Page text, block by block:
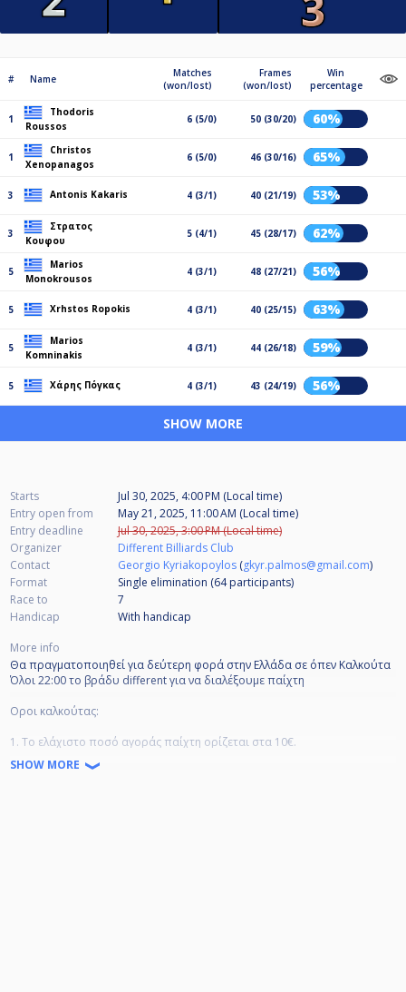
# Name
Matches
(won/lost)
Frames
(won/lost)
Win
percentage
1
Thodoris
Roussos
6 (5/0) 50 (30/20) 60%
1
Christos
Xenopanagos
6 (5/0) 46 (30/16) 65%
3 Antonis Kakaris 4 (3/1) 40 (21/19) 53%
3
Στρατος
Κουφου
5 (4/1) 45 (28/17) 62%
5
Marios
Monokrousos
4 (3/1) 48 (27/21) 56%
5 Xrhstos Ropokis 4 (3/1) 40 (25/15) 63%
5
Marios
Komninakis
4 (3/1) 44 (26/18) 59%
5 Χάρης Πόγκας 4 (3/1) 43 (24/19) 56%
SHOW MORE
Starts
Jul 30, 2025, 4:00 PM (Local time)
Entry open from
May 21, 2025, 11:00 AM (Local time)
Entry deadline
Jul 30, 2025, 3:00 PM (Local time)
Organizer
Different Billiards Club
Contact
Georgio Kyriakopoylos (gkyr.palmos@gmail.com)
Format
Single elimination (64participants)
Race to
7
Handicap
With handicap
More info
Θα πραγματοποιηθεί για δεύτερη φορά στην Ελλάδα σε όπεν Καλκούτα
Όλοι 22:00 το βράδυ different για να διαλέξουμε παίχτη
Οροι καλκούτας:
1. Το ελάχιστο ποσό αγοράς παίχτη ορίζεται στα 10€.
2. Ο κάθε παίχτης μπορεί να αγοραστεί απο έναν και μοναδικό
ενδιαφερόμενο.
SHOW MORE